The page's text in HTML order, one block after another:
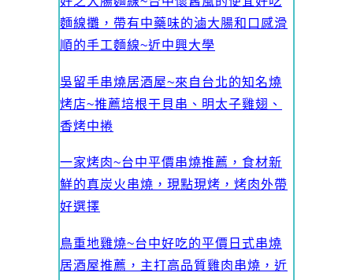
麵線攤，帶有中藥味的滷大腸和口感滑
順的手工麵線~近中興大學
吳留手串燒居酒屋~來自台北的知名燒
烤店~推薦培根干貝串、明太子雞翅、
香烤中捲
一家烤肉~台中平價串燒推薦，食材新
鮮的真炭火串燒，現點現烤，烤肉外帶
好選擇
鳥重地雞燒~台中好吃的平價日式串燒
居酒屋推薦，主打高品質雞肉串燒，近